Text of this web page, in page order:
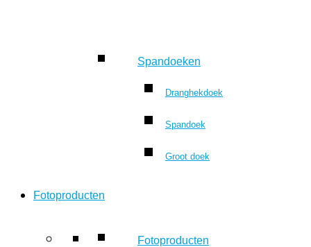
Spandoeken
Dranghekdoek
Spandoek
Groot doek
Fotoproducten
Fotoproducten